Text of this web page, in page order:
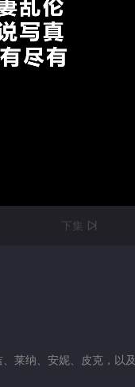
下集 
莱纳、安妮、皮克，以